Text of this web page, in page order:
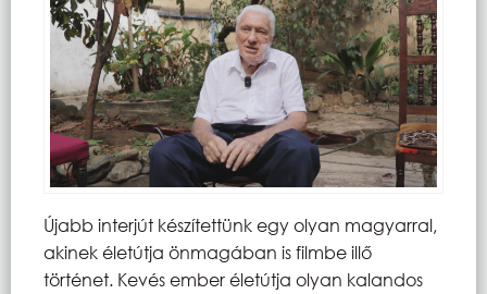
Újabb interjút készítettünk egy olyan magyarral,
akinek életútja önmagában is filmbe illő
történet. Kevés ember életútja olyan kalandos